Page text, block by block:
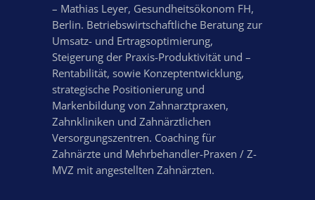
– Mathias Leyer, Gesundheitsökonom FH,
Berlin. Betriebswirtschaftliche Beratung zur
Umsatz- und Ertragsoptimierung,
Steigerung der Praxis-Produktivität und –
Rentabilität, sowie Konzeptentwicklung,
strategische Positionierung und
Markenbildung von Zahnarztpraxen,
Zahnkliniken und Zahnärztlichen
Versorgungszentren. Coaching für
Zahnärzte und Mehrbehandler-Praxen / Z-
MVZ mit angestellten Zahnärzten.